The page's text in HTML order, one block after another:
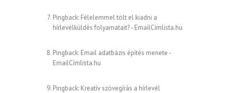
Pingback: Félelemmel tölt el kiadni a
hírlevélküldés folyamatait? - EmailCímlista.hu
Pingback: Email adatbázis építés menete -
EmailCímlista.hu
Pingback: Kreatív szövegírás a hírlevél